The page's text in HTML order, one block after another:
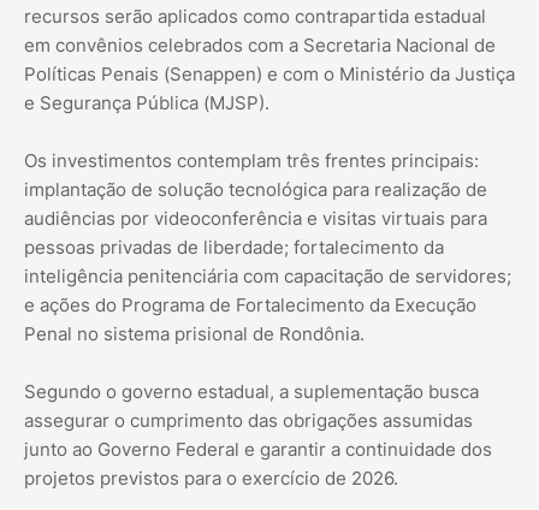
recursos serão aplicados como contrapartida estadual
em convênios celebrados com a Secretaria Nacional de
Políticas Penais (Senappen) e com o Ministério da Justiça
e Segurança Pública (MJSP).
Os investimentos contemplam três frentes principais:
implantação de solução tecnológica para realização de
audiências por videoconferência e visitas virtuais para
pessoas privadas de liberdade; fortalecimento da
inteligência penitenciária com capacitação de servidores;
e ações do Programa de Fortalecimento da Execução
Penal no sistema prisional de Rondônia.
Segundo o governo estadual, a suplementação busca
assegurar o cumprimento das obrigações assumidas
junto ao Governo Federal e garantir a continuidade dos
projetos previstos para o exercício de 2026.